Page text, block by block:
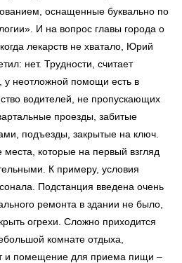
оснащенные буквально по
И на вопрос главы города о
лекарств не хватало, Юрий
нет. Трудности, считает
неотложной помощи есть в
водителей, не пропускающих
проезды, забитые
подъезды, закрытые на ключ.
которые на первый взгляд
К примеру, условия
Подстанция введена очень
ремонта в здании не было,
огрехи. Сложно приходится
комнате отдыха,
и помещение для приема пищи –